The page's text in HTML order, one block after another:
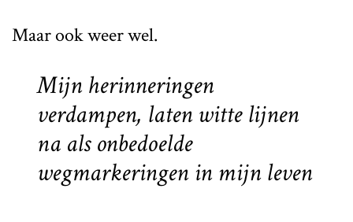
Maar ook weer wel.
Mijn herinneringen
verdampen, laten witte lijnen
na als onbedoelde
wegmarkeringen in mijn leven